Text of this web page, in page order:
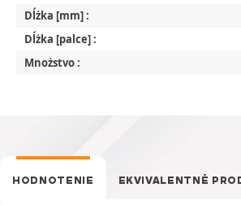
Dĺżka [mm] :
Dĺżka [palce] :
Mnożstvo :
HODNOTENIE EKVIVALENTNÉ